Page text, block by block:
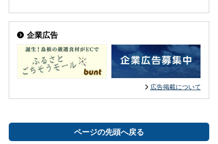
企業広告
広告掲載について
ページの先頭へ戻る